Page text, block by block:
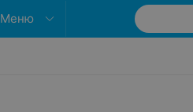
Меню